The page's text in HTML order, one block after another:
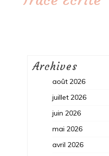
Archives
août 2026
juillet 2026
juin 2026
mai 2026
avril 2026